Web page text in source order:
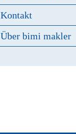
Kontakt
Über bimi makler